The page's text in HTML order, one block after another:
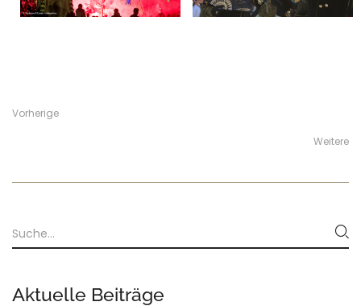
Aktuelle Beiträge
Vorherige
Weitere